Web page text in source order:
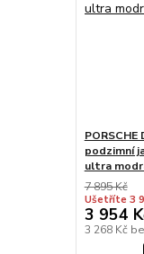
podzimní
ultra
7 895 Kč
Ušetříte 3
3 954
3 268 Kč